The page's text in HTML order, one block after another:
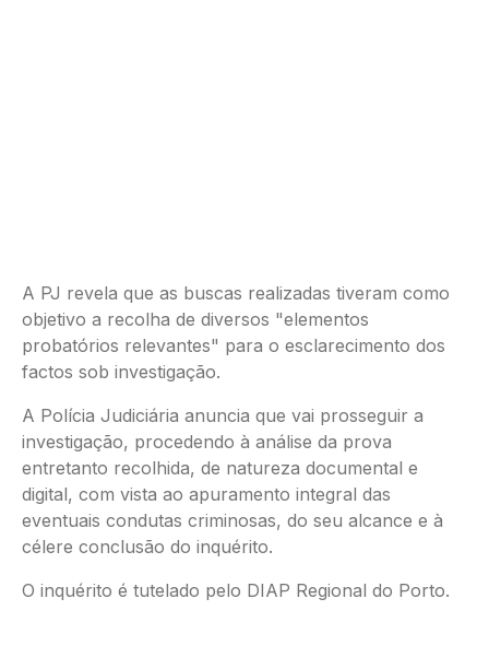
A PJ revela que as buscas realizadas tiveram como
objetivo a recolha de diversos "elementos
probatórios relevantes" para o esclarecimento dos
factos sob investigação.
A Polícia Judiciária anuncia que vai prosseguir a
investigação, procedendo à análise da prova
entretanto recolhida, de natureza documental e
digital, com vista ao apuramento integral das
eventuais condutas criminosas, do seu alcance e à
célere conclusão do inquérito.
O inquérito é tutelado pelo DIAP Regional do Porto.